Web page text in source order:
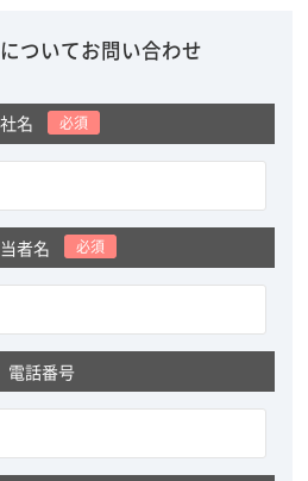
ついてお問い合わせ
名 必須
者名 必須
電話番号